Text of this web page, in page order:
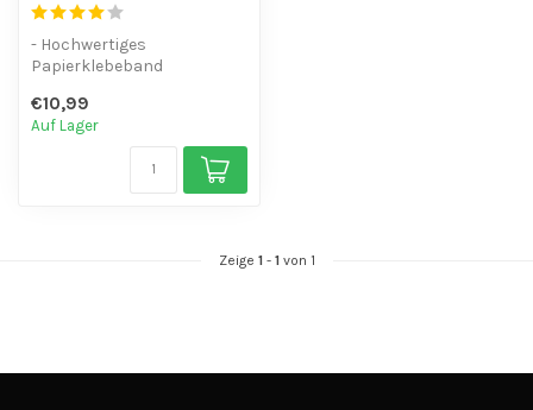
- Hochwertiges
Papierklebeband
- Versetzbar
- Flexibe...
€10,99
Auf Lager
Zeige 1- 1von 1